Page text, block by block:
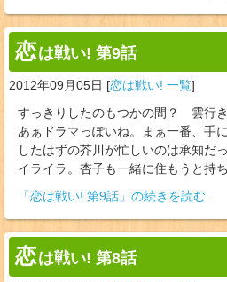
恋は戦い! 第9話
2012年09月05日 [恋は戦い! 一覧]
すっきりしたのもつかの間？ 雲行き
あぁドラマっぽいね。まぁ一番、手
したはずの芥川が忙しいのは承知だ
イライラ。杏子も一緒に住もうと持
「恋は戦い! 第9話」の続きを読む
恋は戦い! 第8話